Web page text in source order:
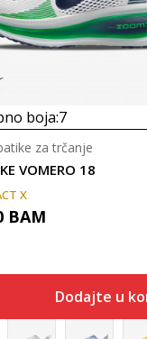
boja:7
VOMERO 18
za trčanje
X
BAM
Dodajte u